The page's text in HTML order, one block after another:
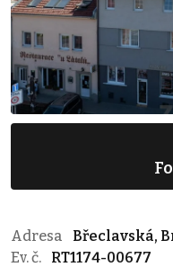
Adresa
Břeclavská,
Ev. č.
RT1174-00677